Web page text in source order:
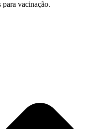
para vacinação.